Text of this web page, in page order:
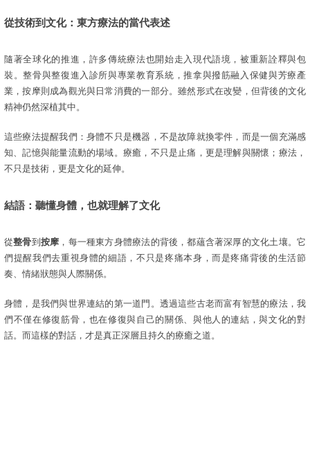
從技術到文化：東方療法的當代表述
隨著全球化的推進，許多傳統療法也開始走入現代語境，被重新詮釋與包
裝。整骨與整復進入診所與專業教育系統，推拿與撥筋融入保健與芳療產
業，按摩則成為觀光與日常消費的一部分。雖然形式在改變，但背後的文化
精神仍然深植其中。
這些療法提醒我們：身體不只是機器，不是故障就換零件，而是一個充滿感
知、記憶與能量流動的場域。療癒，不只是止痛，更是理解與關懷；療法，
不只是技術，更是文化的延伸。
結語：聽懂身體，也就理解了文化
從整骨到 按摩 ，每一種東方身體療法的背後，都蘊含著深厚的文化土壤。它
們提醒我們去重視身體的細語，不只是疼痛本身，而是疼痛背後的生活節
奏、情緒狀態與人際關係。
身體，是我們與世界連結的第一道門。透過這些古老而富有智慧的療法，我
們不僅在修復筋骨，也在修復與自己的關係、與他人的連結，與文化的對
話。而這樣的對話，才是真正深層且持久的療癒之道。